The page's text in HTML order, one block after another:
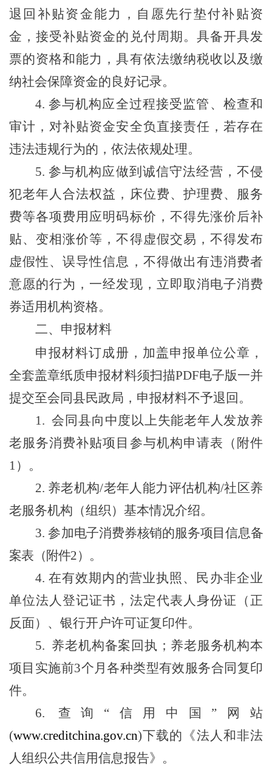
退回补贴资金能力，自愿先行垫付补贴资
金，接受补贴资金的兑付周期。具备开具发
票的资格和能力，具有依法缴纳税收以及缴
纳社会保障资金的良好记录。
4. 参与机构应全过程接受监管、检查和
审计，对补贴资金安全负直接责任，若存在
违法违规行为的，依法依规处理。
5. 参与机构应做到诚信守法经营，不侵
犯老年人合法权益，床位费、护理费、服务
费等各项费用应明码标价，不得先涨价后补
贴、变相涨价等，不得虚假交易，不得发布
虚假性、误导性信息，不得做出有违消费者
意愿的行为，一经发现，立即取消电子消费
券适用机构资格。
二、申报材料
申报材料订成册，加盖申报单位公章，
全套盖章纸质申报材料须扫描PDF电子版一并
提交至会同县民政局 ，申报材料不予退回。
1. 会同县向中度以上失能老年人发放养
老服务消费补贴项目参与机构申请表 （ 附件
1 ） 。
2. 养老机构/老年人能力评估机构/社区养
老服务机构 （组织 ） 基本情况介绍。
3.参加电子消费券核销的服务项目信息备
案表 （附件2） 。
4. 在有效期内的营业执照、民办非企业
单位法人登记证书，法定代表人身份证 （ 正
反面） 、银行开户许可证复印件。
5. 养老机构备案回执；养老服务机构本
项目实施前3个月各种类型有效服务合同复印
件。
6. 查询 “ 信用中国 ” 网站
(www.creditchina.gov.cn)下载的《法人和非法
人组织公共信用信息报告》。